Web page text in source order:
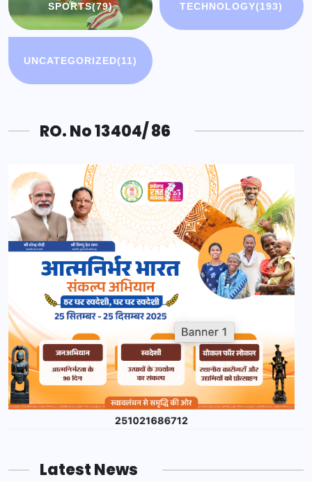
SPORTS(79) TECHNOLOGY(193)
UNCATEGORIZED(11)
RO. No 13404/ 86
Latest News